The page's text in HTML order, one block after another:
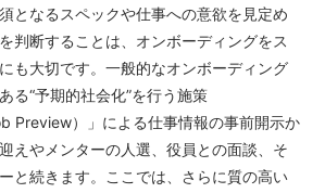
となるスペックや仕事への意欲を見定め
判断することは、オンボーディングをス
も大切です。一般的なオンボーディング
る“予期的社会化”を行う施策
Preview）」による仕事情報の事前開示か
えやメンターの人選、役員との面談、そ
と続きます。ここでは、さらに質の高い